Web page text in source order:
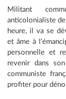
Militant
anticolonialiste
heure, il va se
et âme à
personnelle et
revenir dans
communiste
profiter pour